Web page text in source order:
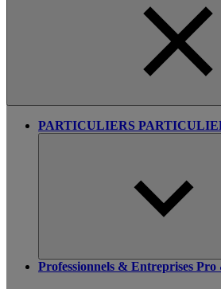
PARTICULIERS
Professionnels & Entreprises Pro